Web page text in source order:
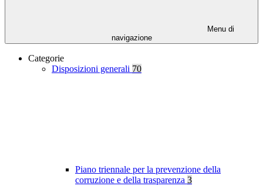
Menu di
navigazione
Categorie
Disposizioni generali 70
Piano triennale per la prevenzione della
corruzione e della trasparenza 3